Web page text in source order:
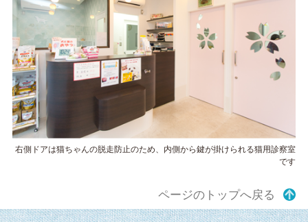
右側ドアは猫ちゃんの脱走防止のため、内側から鍵が掛けられる猫用診察室
です
ページのトップへ戻る